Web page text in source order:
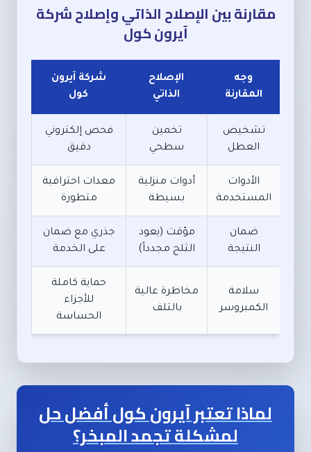
مقارنة بين الإصلاح الذاتي وإصلاح شركة
آيرون كول
وجه
المقارنة
الإصلاح
الذاتي
شركة آيرون
كول
تشخيص
العطل
تخمين
سطحي
فحص إلكتروني
دقيق
الأدوات
المستخدمة
أدوات منزلية
بسيطة
معدات احترافية
متطورة
ضمان
النتيجة
مؤقت (يعود
الثلج مجدداً)
جذري مع ضمان
على الخدمة
سلامة
الكمبروسر
مخاطرة عالية
بالتلف
حماية كاملة
للأجزاء
الحساسة
لماذا تعتبر آيرون كول أفضل حل
لمشكلة تجمد المبخر؟